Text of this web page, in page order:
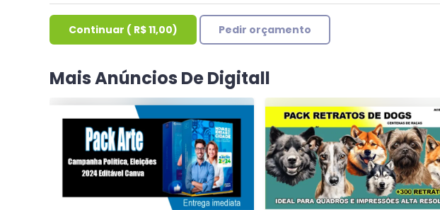
Continuar ( R$ 11,00) Pedir orçamento
Mais Anúncios De Digitall